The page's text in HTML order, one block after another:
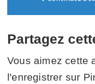
Partagez
Vous aimez cette
l'enregistrer sur